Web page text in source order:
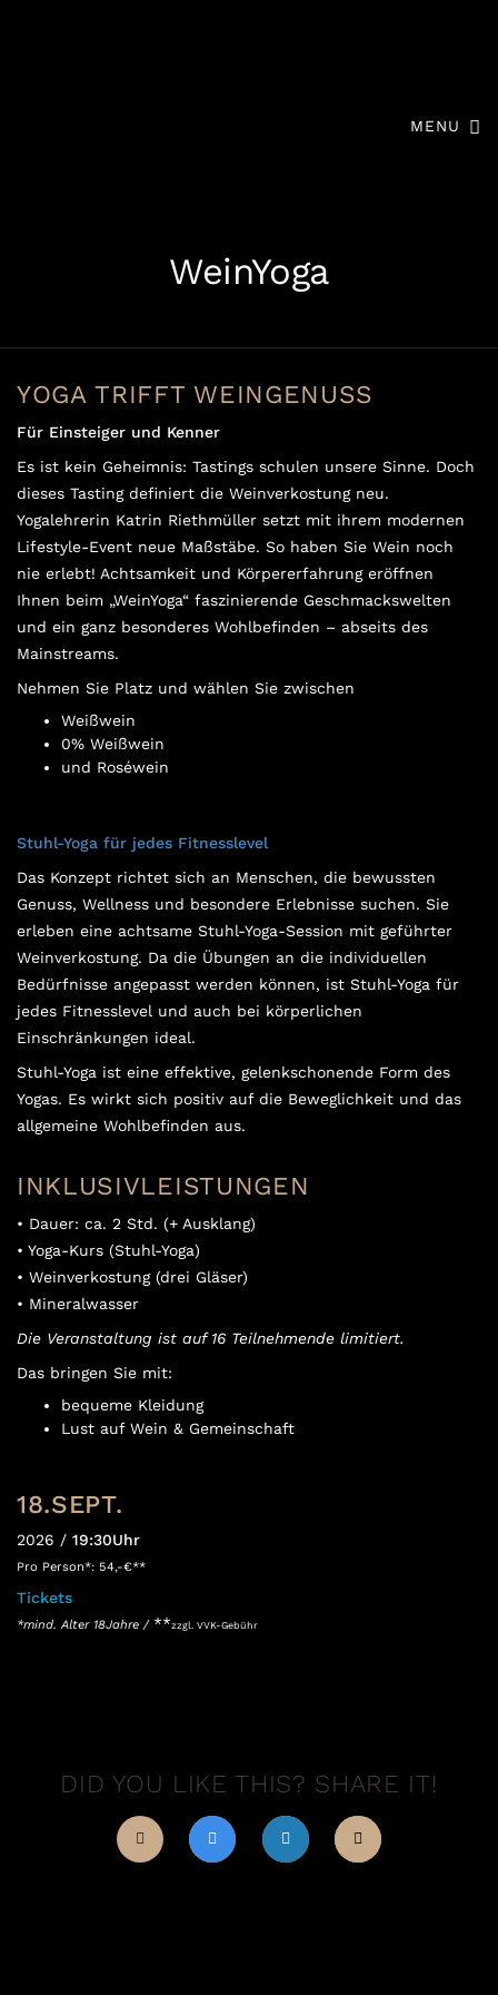
MENU
WeinYoga
YOGA TRIFFT WEINGENUSS
Für Einsteiger und Kenner
Es ist kein Geheimnis: Tastings schulen unsere Sinne. Doch
dieses Tasting definiert die Weinverkostung neu.
Yogalehrerin Katrin Riethmüller setzt mit ihrem modernen
Lifestyle-Event neue Maßstäbe. So haben Sie Wein noch
nie erlebt! Achtsamkeit und Körpererfahrung eröffnen
Ihnen beim „WeinYoga“ faszinierende Geschmackswelten
und ein ganz besonderes Wohlbefinden – abseits des
Mainstreams.
Nehmen Sie Platz und wählen Sie zwischen
Weißwein
0% Weißwein
und Roséwein
Stuhl-Yoga für jedes Fitnesslevel
Das Konzept richtet sich an Menschen, die bewussten
Genuss, Wellness und besondere Erlebnisse suchen. Sie
erleben eine achtsame Stuhl-Yoga-Session mit geführter
Weinverkostung. Da die Übungen an die individuellen
Bedürfnisse angepasst werden können, ist Stuhl-Yoga für
jedes Fitnesslevel und auch bei körperlichen
Einschränkungen ideal.
Stuhl-Yoga ist eine effektive, gelenkschonende Form des
Yogas. Es wirkt sich positiv auf die Beweglichkeit und das
allgemeine Wohlbefinden aus.
INKLUSIVLEISTUNGEN
• Dauer: ca. 2 Std. (+ Ausklang)
• Yoga-Kurs (Stuhl-Yoga)
• Weinverkostung (drei Gläser)
• Mineralwasser
Die Veranstaltung ist auf 16 Teilnehmende limitiert.
Das bringen Sie mit:
bequeme Kleidung
Lust auf Wein & Gemeinschaft
18.SEPT.
2026 / 19:30Uhr
Pro Person*: 54,-€**
Tickets
*mind. Alter 18Jahre / **zzgl. VVK-Gebühr
DID YOU LIKE THIS? SHARE IT!